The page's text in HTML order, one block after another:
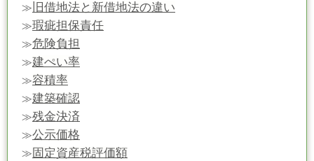
≫ 旧借地法と新借地法の違い
≫瑕疵担保責任
≫危険負担
≫建ぺい率
≫容積率
≫建築確認
≫残金決済
≫公示価格
≫ 固定資産税評価額